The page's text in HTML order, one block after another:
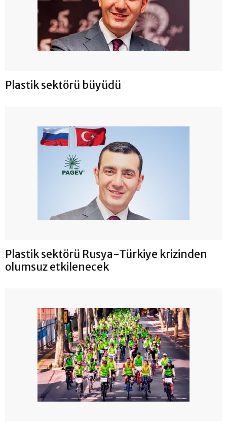
Plastik sektörü büyüdü
Plastik sektörü Rusya-Türkiye krizinden
olumsuz etkilenecek